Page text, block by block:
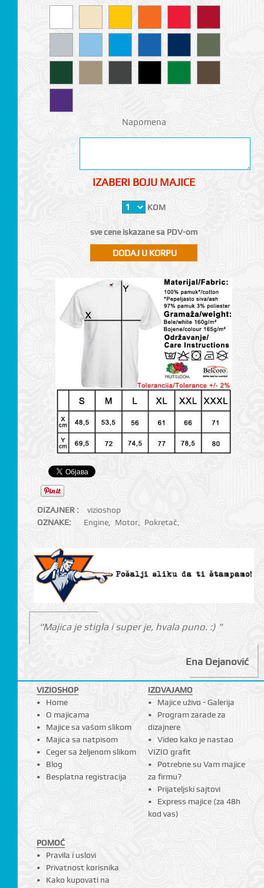
Napomena
IZABERI BOJU MAJICE
KOM
sve cene iskazane sa PDV-om
DIZAJNER :
vizioshop
OZNAKE:
Engine, Motor, Pokretač
"Majica je stigla i super je, hvala puno. :) "
Ena Dejanović
VIZIOSHOP
Home
O majicama
Majice sa vašom slikom
Majica sa natpisom
Ceger sa željenom slikom
Blog
Besplatna registracija
IZDVAJAMO
Majice uživo - Galerija
Program zarade za
dizajnere
Video kako je nastao
VIZIO grafit
Potrebne su Vam majice
za firmu?
Prijateljski sajtovi
Express majice (za 48h
kod vas)
POMOĆ
Pravila i uslovi
Privatnost korisnika
Kako kupovati na